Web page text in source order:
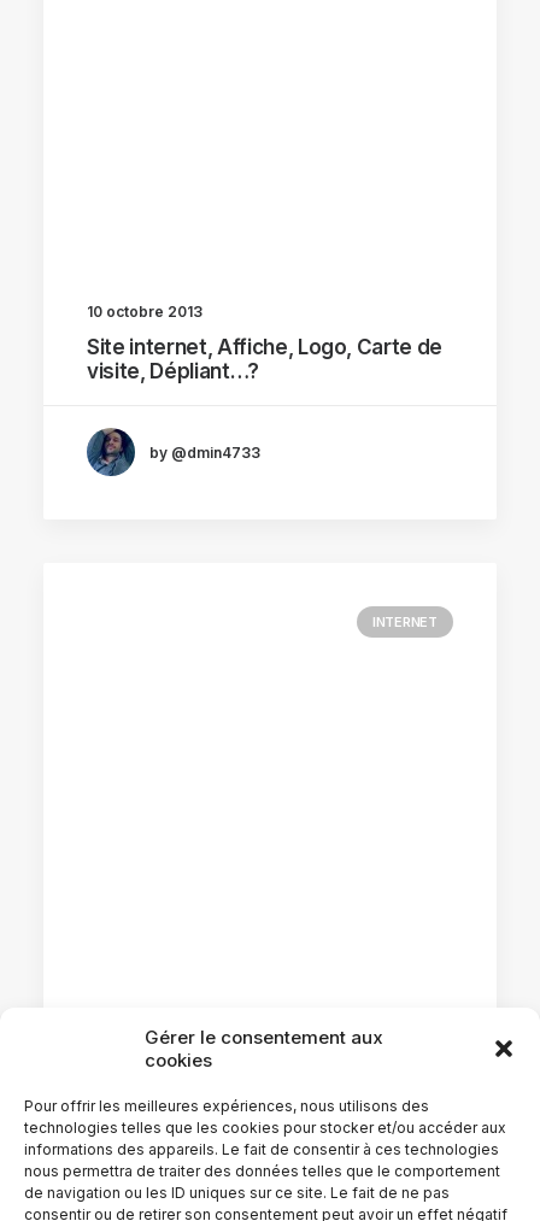
Gérer le consentement aux
cookies
Pour offrir les meilleures expériences, nous utilisons des
technologies telles que les cookies pour stocker et/ou accéder aux
informations des appareils. Le fait de consentir à ces technologies
nous permettra de traiter des données telles que le comportement
de navigation ou les ID uniques sur ce site. Le fait de ne pas
consentir ou de retirer son consentement peut avoir un effet négatif
10 octobre 2013
Site internet, Affiche, Logo, Carte de
visite, Dépliant…?
by @dmin4733
INTERNET
12 juin 2013
Création d’un site pour une fondation
humanitaire
by @dmin4733